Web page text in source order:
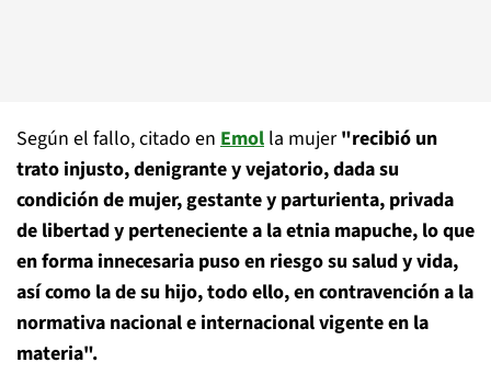
Según el fallo, citado en Emol la mujer"recibió un
trato injusto, denigrante y vejatorio, dada su
condición de mujer, gestante y parturienta, privada
de libertad y perteneciente a la etnia mapuche, lo que
en forma innecesaria puso en riesgo su salud y vida,
así como la de su hijo, todo ello, en contravención a la
normativa nacional e internacional vigente en la
materia".